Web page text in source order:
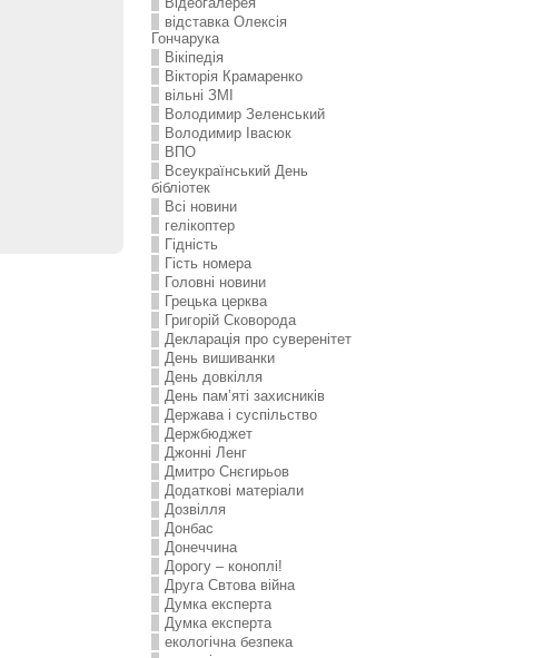
відставка Олексія
Гончарука
Вікіпедія
Вікторія Крамаренко
вільні ЗМІ
Володимир Зеленський
Володимир Івасюк
ВПО
Всеукраїнський День
бібліотек
Всі новини
гелікоптер
Гідність
Гість номера
Головні новини
Грецька церква
Григорій Сковорода
Декларація про суверенітет
День вишиванки
День довкілля
День пам’яті захисників
Держава і суспільство
Держбюджет
Джонні Ленг
Дмитро Снєгирьов
Додаткові матеріали
Дозвілля
Донбас
Донеччина
Дорогу – коноплі!
Друга Свтова війна
Думка експерта
Думка експерта
екологічна безпека